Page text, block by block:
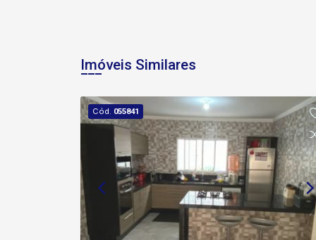
Imóveis Similares
Cód. 055841